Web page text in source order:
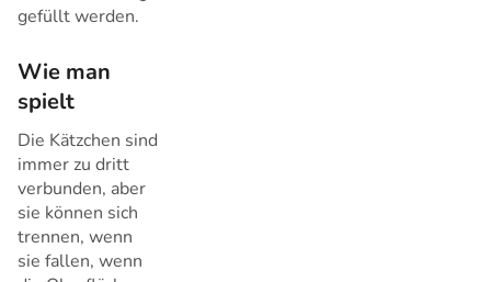
gefüllt werden.
Wie man
spielt
Die Kätzchen sind
immer zu dritt
verbunden, aber
sie können sich
trennen, wenn
sie fallen, wenn